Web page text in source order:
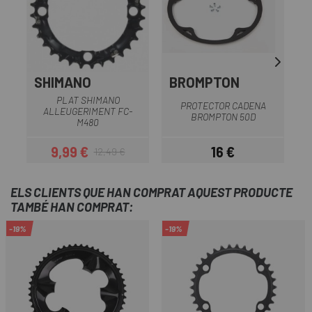
SHIMANO
PLAT SHIMANO
ALLEUGERIMENT FC-
M480
Preu
9,99 €Preu regular
12,49 €
BROMPTON
PROTECTOR CADENA
BROMPTON 50D
Preu
16 €
ELS CLIENTS QUE HAN COMPRAT AQUEST PRODUCTE
TAMBÉ HAN COMPRAT:
-19% -19%